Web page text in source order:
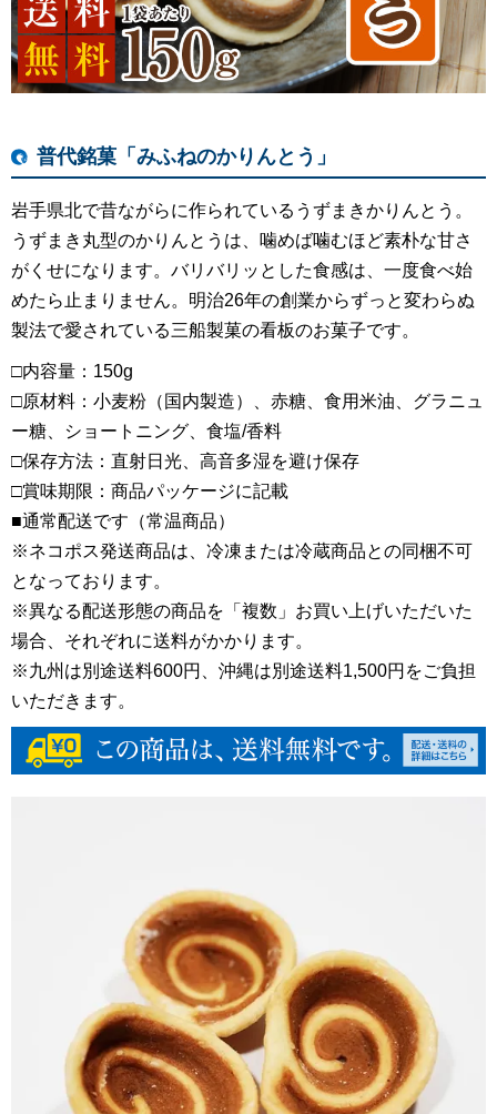
普代銘菓「みふねのかりんとう」
岩手県北で昔ながらに作られているうずまきかりんとう。
うずまき丸型のかりんとうは、噛めば噛むほど素朴な甘さ
がくせになります。バリバリッとした食感は、一度食べ始
めたら止まりません。明治26年の創業からずっと変わらぬ
製法で愛されている三船製菓の看板のお菓子です。
□内容量：150g
□原材料：小麦粉（国内製造）、赤糖、食用米油、グラニュ
ー糖、ショートニング、食塩/香料
□保存方法：直射日光、高音多湿を避け保存
□賞味期限：商品パッケージに記載
■通常配送です（常温商品）
※ネコポス発送商品は、冷凍または冷蔵商品との同梱不可
となっております。
※異なる配送形態の商品を「複数」お買い上げいただいた
場合、それぞれに送料がかかります。
※九州は別途送料600円、沖縄は別途送料1,500円をご負担
いただきます。